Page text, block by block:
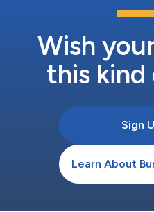
的公园和众多设施升级等都证
一家重要的制造商——而且还证
Wish
this kind
Sign
Learn About